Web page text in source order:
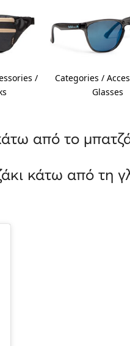
/
Categories /
Glasses
από το
κάτω από τη